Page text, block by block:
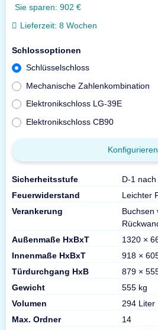
Sie sparen: 902 €
Lieferzeit: 8 Wochen
Schlossoptionen
Schlüsselschloss
Mechanische Zahlenkombination
Elektronikschloss LG-39E
Elektronikschloss CB90
Konfigurieren
Sicherheitsstufe
D-1
Feuerwiderstand
Leichter
Verankerung
Buchsen
Außenmaße HxBxT
1320 ×
Innenmaße HxBxT
918 ×
Türdurchgang HxB
879 ×
Gewicht
555 kg
Volumen
294 Liter
Max. Ordner
14